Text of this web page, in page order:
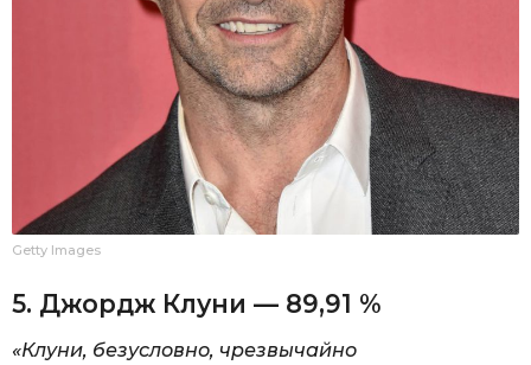
Getty Images
5. Джордж Клуни — 89,91 %
«Клуни, безусловно, чрезвычайно